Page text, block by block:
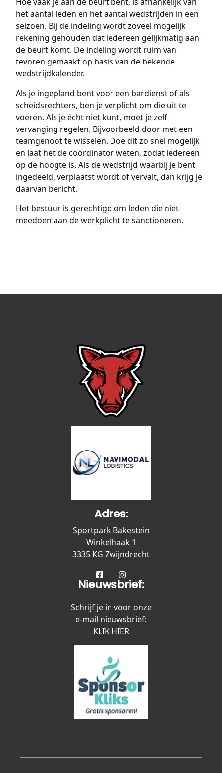
het aantal leden en het aantal wedstrijden in een
seizoen. Bij de indeling wordt zoveel mogelijk
rekening gehouden dat iedereen gelijkmatig aan
de beurt komt. De indeling wordt ruim van
tevoren gemaakt op basis van de bekende
wedstrijdkalender.
Als je ingepland bent voor een bardienst of als
scheidsrechters, ben je verplicht om die uit te
voeren. Als je écht niet kunt, moet je zelf
vervanging regelen. Bijvoorbeeld door met een
teamgenoot te wisselen. Doe dit zo snel mogelijk
en laat het de coördinator weten, zodat iedereen
op de hoogte is. Als de wedstrijd waarbij je bent
ingedeeld, verplaatst wordt of vervalt, dan krijg je
daarvan bericht.
Het bestuur is gerechtigd om leden die niet
meedoen aan de werkplicht te sanctioneren.
Adres:
Sportpark Bakestein
Winkelhaak 1
3335 KG Zwijndrecht
Nieuwsbrief:
Schrijf je in voor onze
e-mail nieuwsbrief:
KLIK HIER